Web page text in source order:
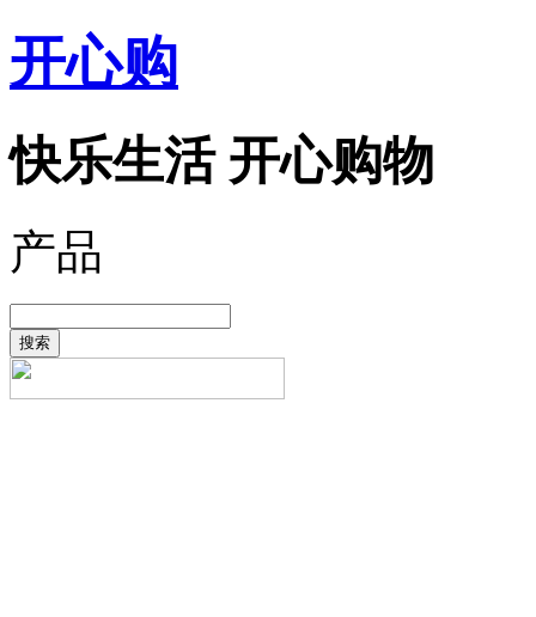
开心购
快乐生活 开心购物
产品
搜索